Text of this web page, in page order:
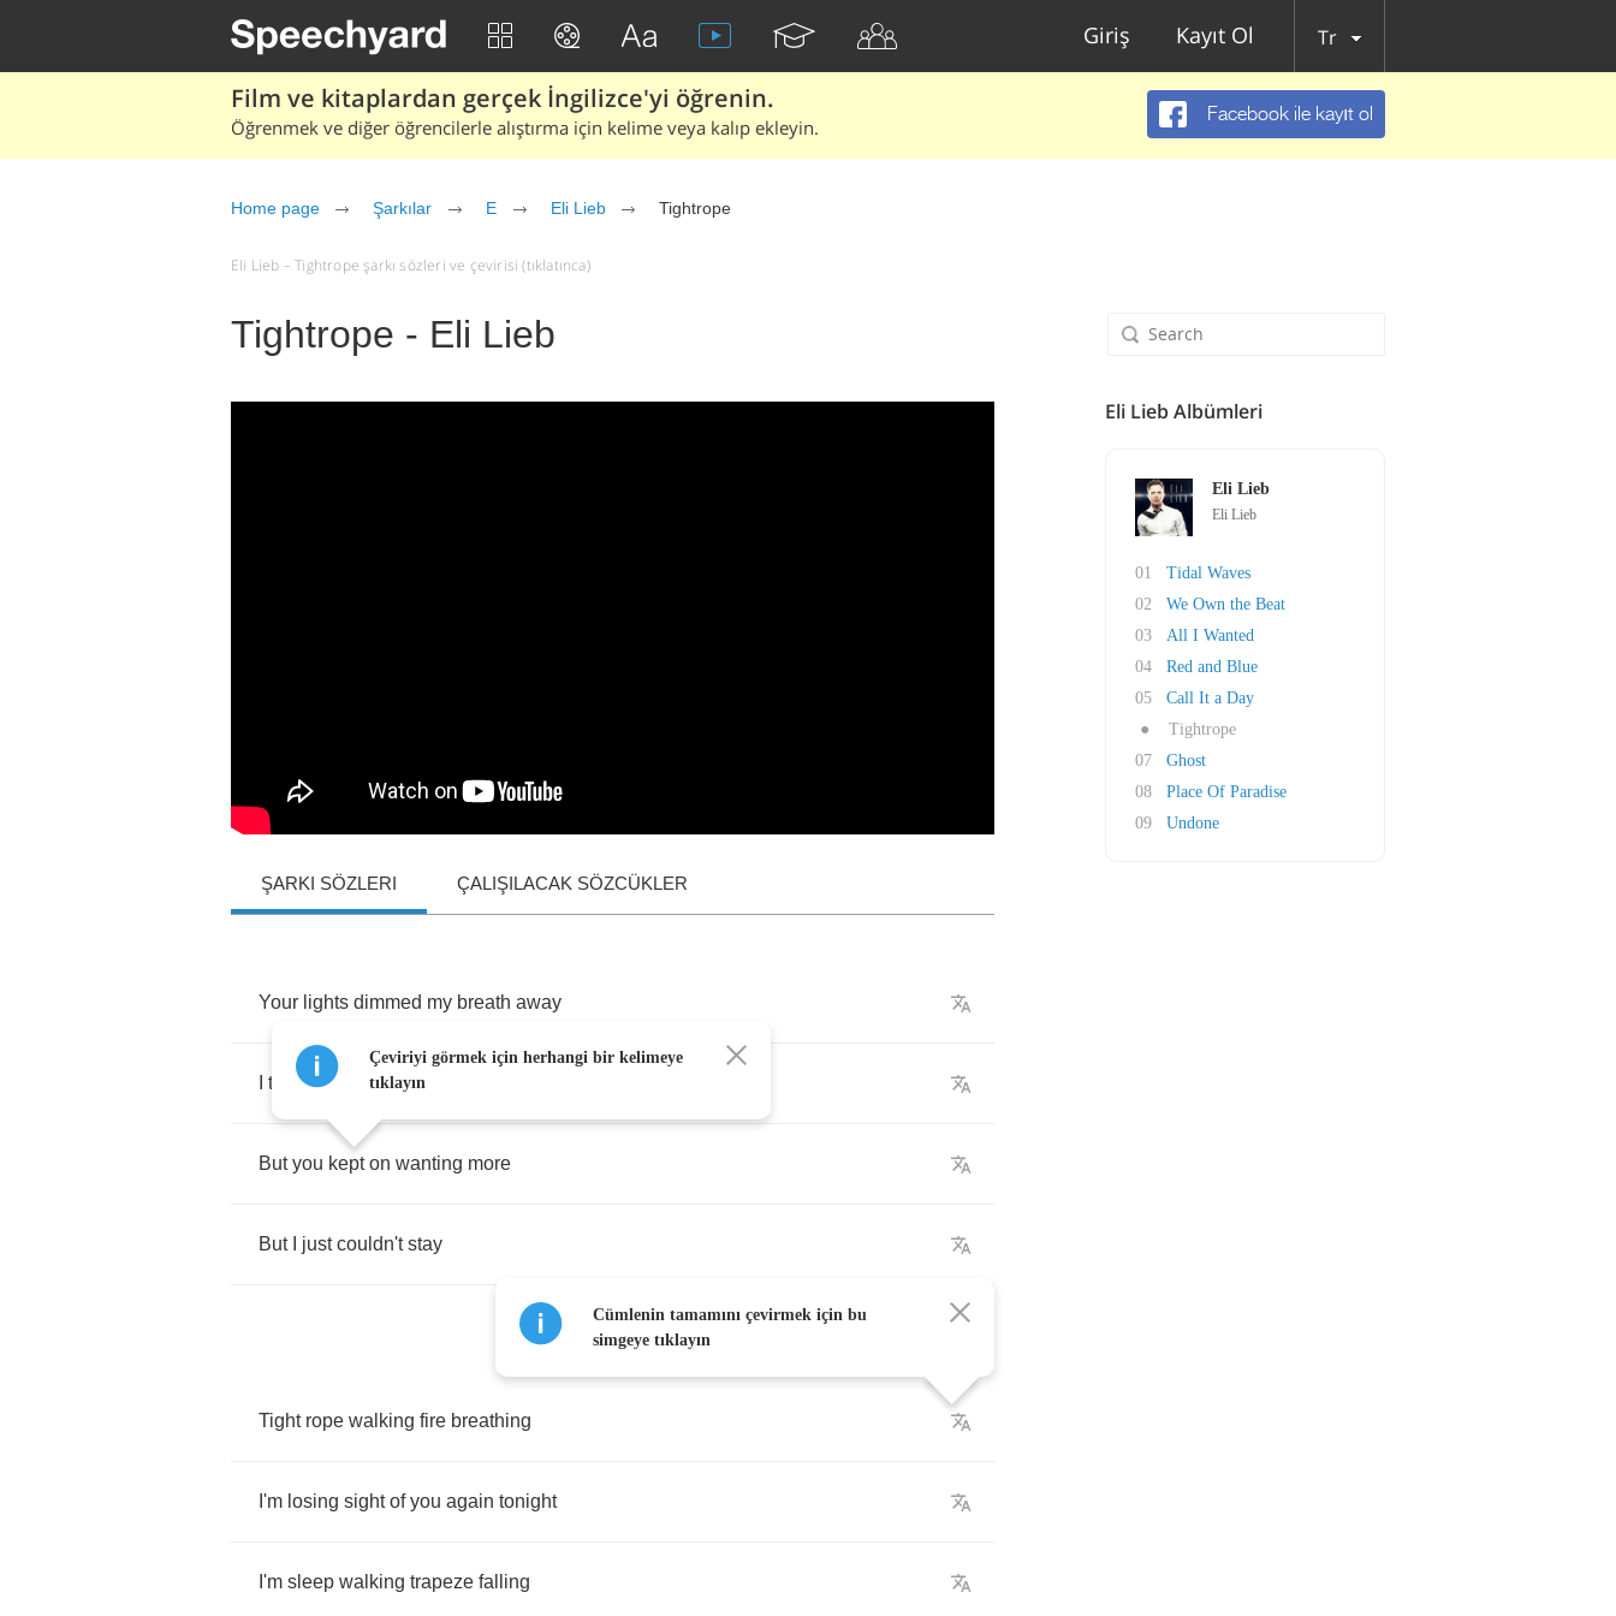
Giriş Kayıt Ol Tr
Film ve kitaplardan gerçek İngilizce'yi öğrenin.
Öğrenmek ve diğer öğrencilerle alıştırma için kelime veya kalıp ekleyin.
Facebook ile kayıt ol
Home page Şarkılar E Eli Lieb Tightrope
Eli Lieb – Tightrope şarkı sözleri ve çevirisi (tıklatınca)
Tightrope - Eli Lieb
ŞARKI SÖZLERI ÇALIŞILACAK SÖZCÜKLER
Your lights dimmed my breath away
took my bow and left
But you kept on wanting more
But just couldn't stay
Tight rope walking fire breathing
I'm losing sight of you again tonight
I'm sleep walking trapeze falling
Çeviriyi görmek için herhangi bir kelimeye
tıklayın
Cümlenin tamamını çevirmek için bu
simgeye tıklayın
Eli Lieb Albümleri
Eli Lieb
Eli Lieb
01
Tidal Waves
02
We Own the Beat
03
All I Wanted
04
Red and Blue
05
Call It a Day
●
Tightrope
07
Ghost
08
Place Of Paradise
09
Undone